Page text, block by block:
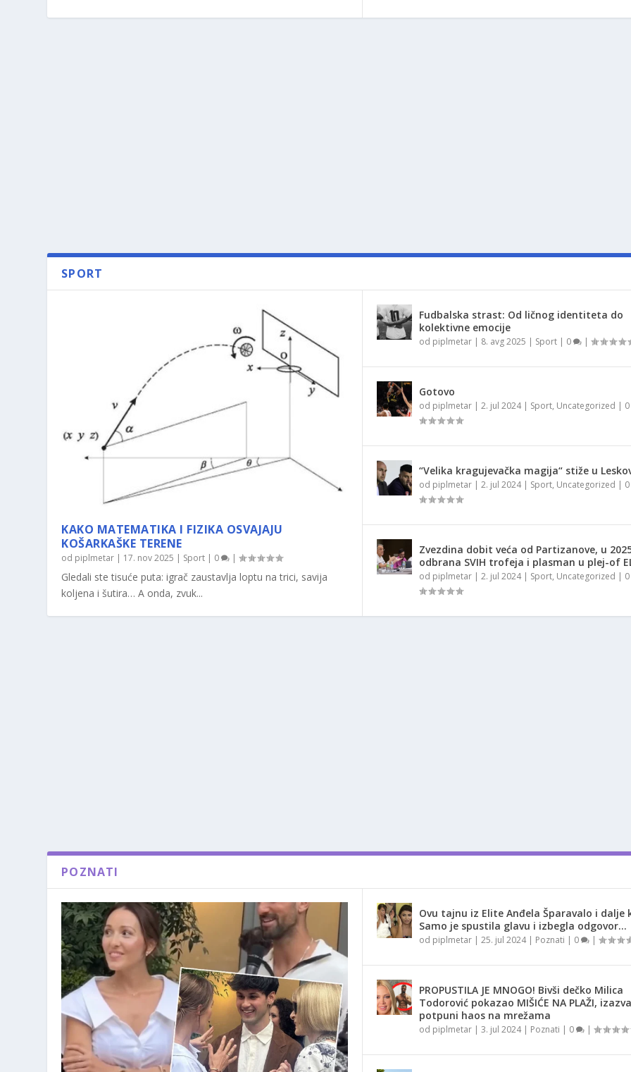
SPORT
KAKO MATEMATIKA I FIZIKA OSVAJAJU
KOŠARKAŠKE TERENE
od piplmetar | 17. nov 2025 | Sport | 0 |
Gledali ste tisuće puta: igrač zaustavlja loptu na trici, savija
koljena i šutira… A onda, zvuk...
Fudbalska strast: Od ličnog identiteta do
kolektivne emocije
od piplmetar| 8. avg 2025 | Sport| 0 |
Gotovo
od piplmetar| 2. jul 2024| Sport, Uncategorized | 0
“Velika kragujevačka magija“ stiže u
od piplmetar| 2. jul 2024| Sport, Uncategorized | 0
Zvezdina dobit veća od Partizanove, u
odbrana SVIH trofeja i plasman u plej-of
od piplmetar| 2. jul 2024| Sport, Uncategorized | 0
POZNATI
Ovu tajnu iz Elite Anđela Šparavalo i dalje
Samo je spustila glavu i izbegla odgovor…
od piplmetar| 25. jul 2024| Poznati | 0 |
PROPUSTILA JE MNOGO! Bivši dečko Milica
Todorović pokazao MIŠIĆE NA PLAŽI,
potpuni haos na mrežama
od piplmetar| 3. jul 2024| Poznati | 0 |